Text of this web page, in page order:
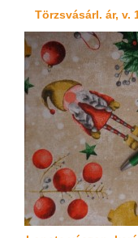
Törzsvásárl. ár, v.